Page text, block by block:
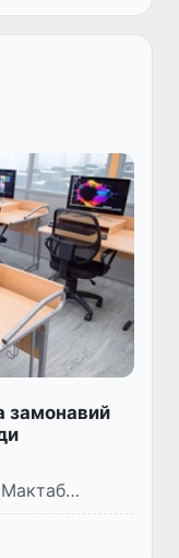
замонавий
янада